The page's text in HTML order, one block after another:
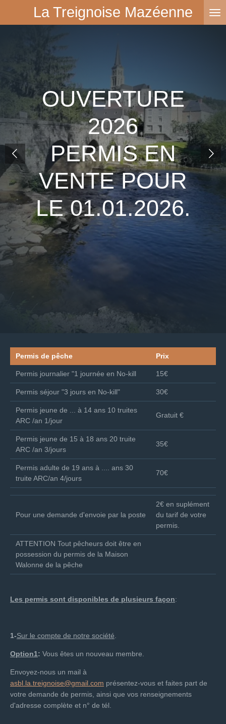
La Treignoise Mazéenne
OUVERTURE
2026
PERMIS EN
VENTE POUR
LE 01.01.2026.
Permis de pêche Prix
Permis journalier "1 journée en No-kill 15€
Permis séjour "3 jours en No-kill" 30€
Permis jeune de ... à 14 ans 10 truites
ARC /an 1/jour
Gratuit €
Permis jeune de 15 à 18 ans 20 truite
ARC /an 3/jours
35€
Permis adulte de 19 ans à .... ans 30
truite ARC/an 4/jours
70€
Pour une demande d'envoie par la poste
2€ en suplément
du tarif de votre
permis.
ATTENTION Tout pêcheurs doit être en
possession du permis de la Maison
Walonne de la pêche
Les permis sont disponibles de plusieurs façon:
1-Sur le compte de notre société
Option1: Vous êtes un nouveau membre.
Envoyez-nous un mail à
asbl.la.treignoise@gmail.com présentez-vous et faites part de
votre demande de permis, ainsi que vos renseignements
d'adresse complète et n° de tél.